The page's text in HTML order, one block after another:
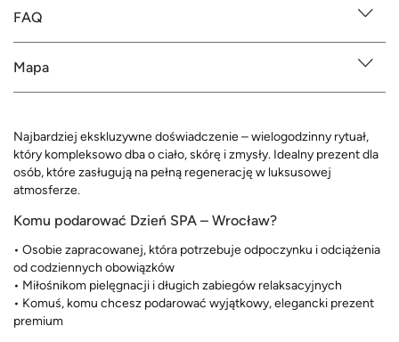
FAQ
Mapa
Najbardziej ekskluzywne doświadczenie – wielogodzinny rytuał,
który kompleksowo dba o ciało, skórę i zmysły. Idealny prezent dla
osób, które zasługują na pełną regenerację w luksusowej
atmosferze.
Komu podarować Dzień SPA – Wrocław?
• Osobie zapracowanej, która potrzebuje odpoczynku i odciążenia
od codziennych obowiązków
• Miłośnikom pielęgnacji i długich zabiegów relaksacyjnych
• Komuś, komu chcesz podarować wyjątkowy, elegancki prezent
premium